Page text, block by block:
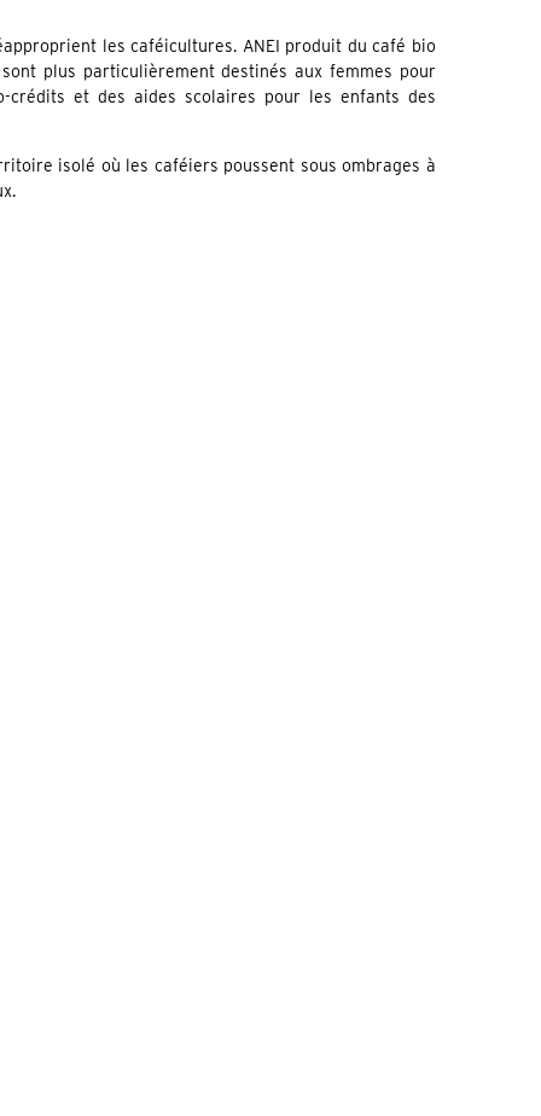
les caféicultures. ANEI produit du café bio
plus particulièrement destinés aux femmes pour
crédits et des aides scolaires pour les enfants des
isolé où les caféiers poussent sous ombrages à